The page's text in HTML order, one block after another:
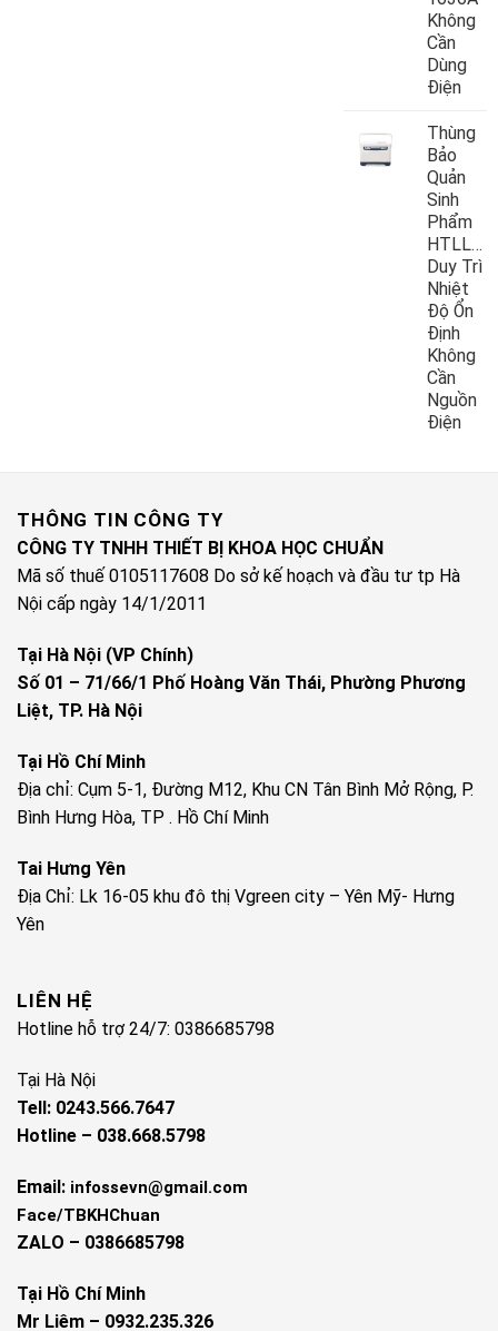
Không
Cần
Dùng
Điện
Thùng
Bảo
Quản
Sinh
Phẩm
Duy Trì
Nhiệt
Độ Ổn
Định
Không
Cần
Nguồn
Điện
THÔNG TIN CÔNG TY
CÔNG TY TNHH THIẾT BỊ KHOA HỌC CHUẨN
Mã số thuế 0105117608 Do sở kế hoạch và đầu tư tp Hà
Nội cấp ngày 14/1/2011
Tại Hà Nội (VP Chính)
Số 01 – 71/66/1 Phố Hoàng Văn Thái, Phường Phương
Liệt, TP. Hà Nội
Tại Hồ Chí Minh
Địa chỉ: Cụm 5-1, Đường M12, Khu CN Tân Bình Mở Rộng, P.
Bình Hưng Hòa, TP . Hồ Chí Minh
Tai Hưng Yên
Địa Chỉ: Lk 16-05 khu đô thị Vgreen city – Yên Mỹ- Hưng
Yên
LIÊN HỆ
Hotline hỗ trợ 24/7: 0386685798
Tại Hà Nội
Tell: 0243.566.7647
Hotline – 038.668.5798
Email: infossevn@gmail.com
Face/TBKHChuan
ZALO – 0386685798
Tại Hồ Chí Minh
Mr Liêm – 0932.235.326